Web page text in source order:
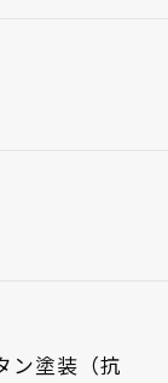
ン塗装（抗